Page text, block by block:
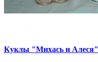
Куклы "Михась и Алеся"